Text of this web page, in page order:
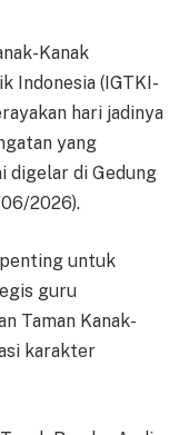
Kanak
Indonesia (IGTKI-
hari jadinya
yang
digelar di Gedung
2026).
untuk
guru
Taman Kanak-
karakter